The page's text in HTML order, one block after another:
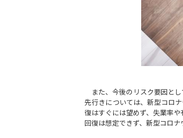
また、今後のリスク要因と
先行きについては、新型コロ
復はすぐには望めず、失業率
回復は想定できず、新型コロ